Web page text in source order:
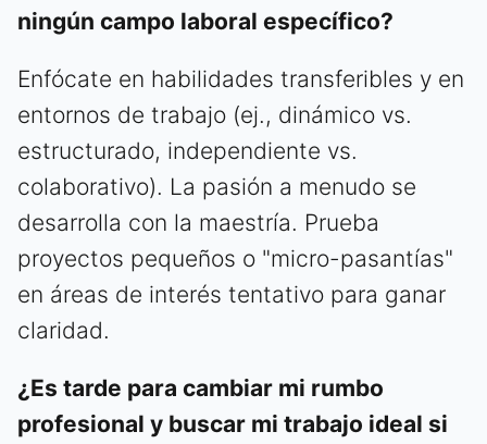
ningún campo laboral específico?
Enfócate en habilidades transferibles y en
entornos de trabajo (ej., dinámico vs.
estructurado, independiente vs.
colaborativo). La pasión a menudo se
desarrolla con la maestría. Prueba
proyectos pequeños o "micro-pasantías"
en áreas de interés tentativo para ganar
claridad.
¿Es tarde para cambiar mi rumbo
profesional y buscar mi trabajo ideal si